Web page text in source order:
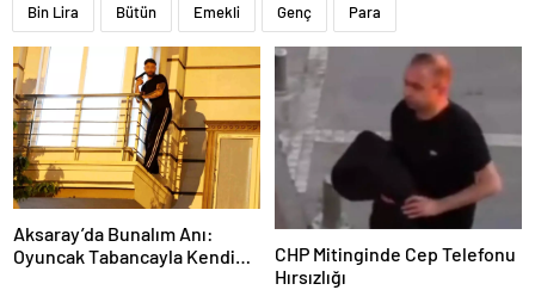
Bin Lira Bütün Emekli Genç Para
Aksaray’da Bunalım Anı:
Oyuncak Tabancayla Kendine
CHP Mitinginde Cep Telefonu
Hırsızlığı